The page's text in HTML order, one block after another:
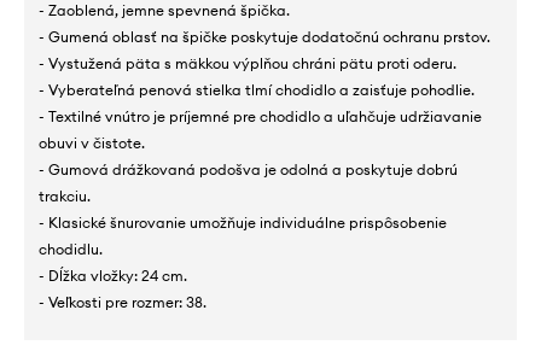
- Zaoblená, jemne spevnená špička.
- Gumená oblasť na špičke poskytuje dodatočnú ochranu prstov.
- Vystužená päta s mäkkou výplňou chráni pätu proti oderu.
- Vyberateľná penová stielka tlmí chodidlo a zaisťuje pohodlie.
- Textilné vnútro je príjemné pre chodidlo a uľahčuje udržiavanie
obuvi v čistote.
- Gumová drážkovaná podošva je odolná a poskytuje dobrú
trakciu.
- Klasické šnurovanie umožňuje individuálne prispôsobenie
chodidlu.
- Dĺžka vložky: 24 cm.
- Veľkosti pre rozmer: 38.